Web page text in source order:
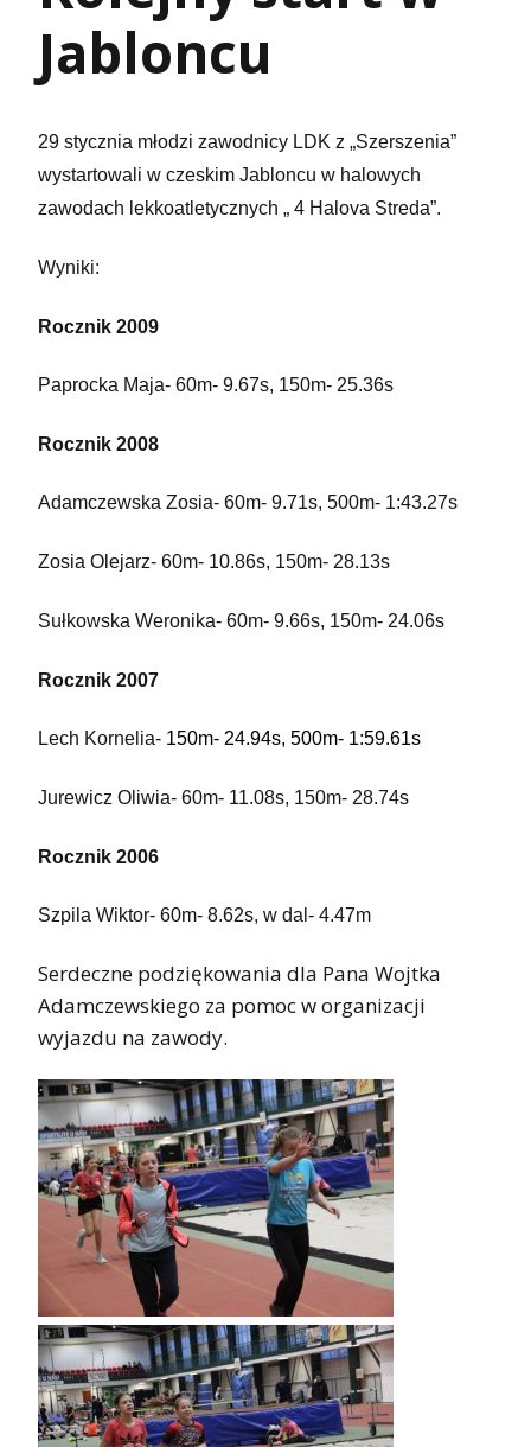
Jabloncu
29 stycznia młodzi zawodnicy LDK z „Szerszenia”
wystartowali w czeskim Jabloncu w halowych
zawodach lekkoatletycznych „ 4 Halova Streda”.
Wyniki:
Rocznik 2009
Paprocka Maja- 60m- 9.67s, 150m- 25.36s
Rocznik 2008
Adamczewska Zosia- 60m- 9.71s, 500m- 1:43.27s
Zosia Olejarz- 60m- 10.86s, 150m- 28.13s
Sułkowska Weronika- 60m- 9.66s, 150m- 24.06s
Rocznik 2007
Lech Kornelia- 150m- 24.94s, 500m- 1:59.61s
Jurewicz Oliwia- 60m- 11.08s, 150m- 28.74s
Rocznik 2006
Szpila Wiktor- 60m- 8.62s, w dal- 4.47m
Serdeczne podziękowania dla Pana Wojtka
Adamczewskiego za pomoc w organizacji
wyjazdu na zawody.